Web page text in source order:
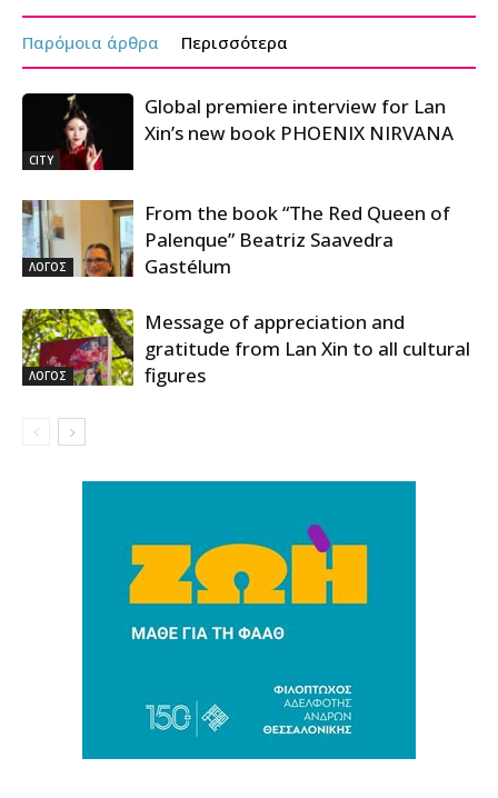
Παρόμοια άρθρα Περισσότερα
CITY
Global premiere interview for Lan
Xin’s new book PHOENIX NIRVANA
ΛΟΓΟΣ
From the book “The Red Queen of
Palenque” Beatriz Saavedra
Gastélum
ΛΟΓΟΣ
Message of appreciation and
gratitude from Lan Xin to all cultural
figures